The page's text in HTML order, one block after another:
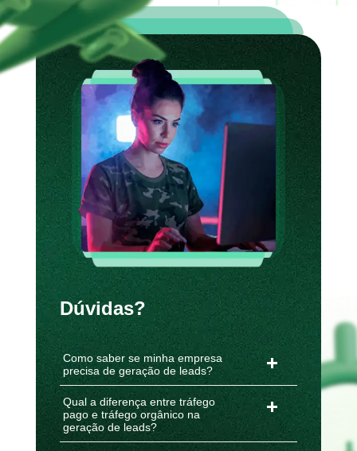
Dúvidas?
Como saber se minha empresa
precisa de geração de leads?
Qual a diferença entre tráfego
pago e tráfego orgânico na
geração de leads?